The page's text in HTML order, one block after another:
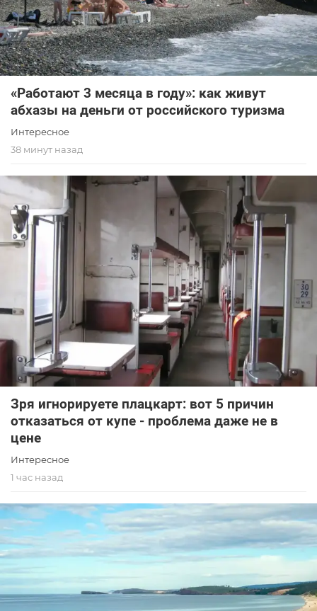
«Работают 3 месяца в году»: как живут
абхазы на деньги от российского туризма
Интересное
38 минут назад
Зря игнорируете плацкарт: вот 5 причин
отказаться от купе - проблема даже не в
цене
Интересное
1 час назад